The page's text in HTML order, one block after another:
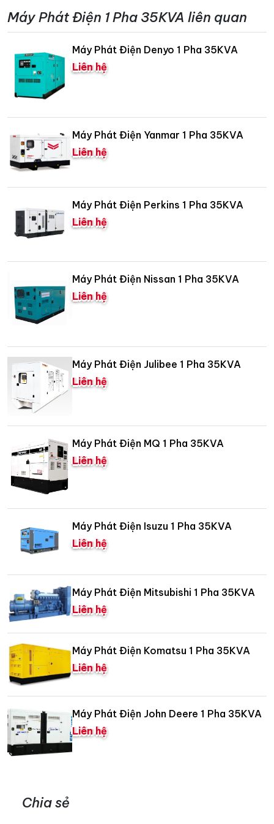
Máy Phát Điện 1 Pha 35KVA liên quan
Máy Phát Điện Denyo 1 Pha 35KVA
Liên hệ
Máy Phát Điện Yanmar 1 Pha 35KVA
Liên hệ
Máy Phát Điện Perkins 1 Pha 35KVA
Liên hệ
Máy Phát Điện Nissan 1 Pha 35KVA
Liên hệ
Máy Phát Điện Julibee 1 Pha 35KVA
Liên hệ
Máy Phát Điện MQ 1 Pha 35KVA
Liên hệ
Máy Phát Điện Isuzu 1 Pha 35KVA
Liên hệ
Máy Phát Điện Mitsubishi 1 Pha 35KVA
Liên hệ
Máy Phát Điện Komatsu 1 Pha 35KVA
Liên hệ
Máy Phát Điện John Deere 1 Pha 35KVA
Liên hệ
Chia sẻ